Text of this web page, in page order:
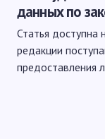
данных по
Статья доступна
редакции
предоставления